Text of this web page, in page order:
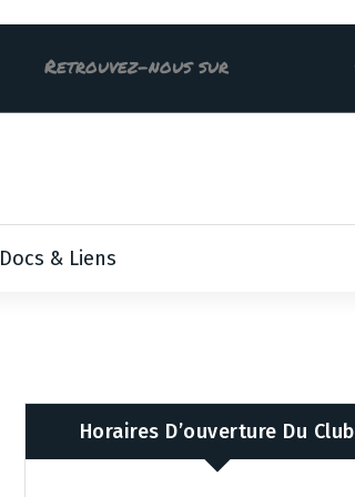
Retrouvez-nous sur
Docs & Liens
Horaires D’ouverture Du Club